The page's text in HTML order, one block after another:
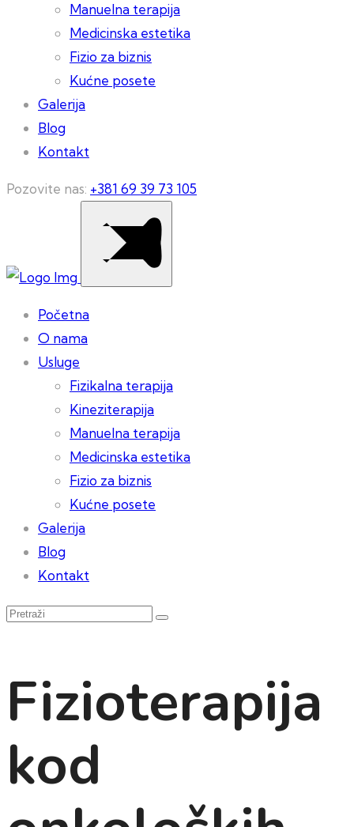
Manuelna terapija
Medicinska estetika
Fizio za biznis
Kućne posete
Galerija
Blog
Kontakt
Pozovite nas: +381 69 39 73 105
Početna
O nama
Usluge
Fizikalna terapija
Kineziterapija
Manuelna terapija
Medicinska estetika
Fizio za biznis
Kućne posete
Galerija
Blog
Kontakt
Fizioterapija
kod